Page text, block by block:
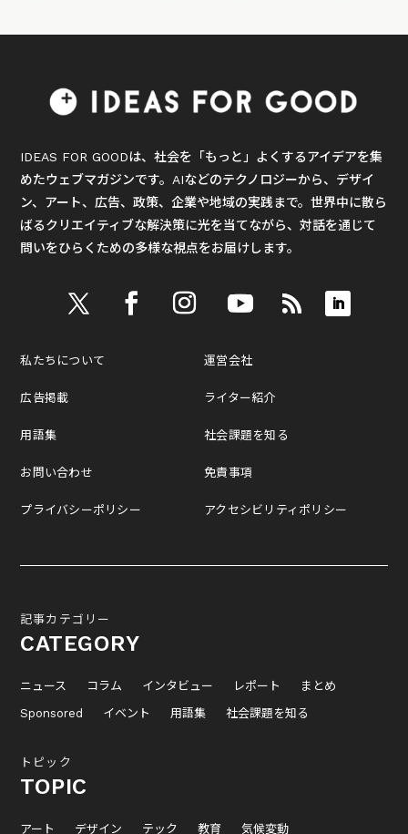
IDEAS FOR GOODは、社会を「もっと」よくするアイデアを集
めたウェブマガジンです。AIなどのテクノロジーから、デザイ
ン、アート、広告、政策、企業や地域の実践まで。世界中に散ら
ばるクリエイティブな解決策に光を当てながら、対話を通じて
問いをひらくための多様な視点をお届けします。
私たちについて
広告掲載
用語集
お問い合わせ
プライバシーポリシー
運営会社
ライター紹介
社会課題を知る
免責事項
アクセシビリティポリシー
記事カテゴリー
CATEGORY
ニュース コラム インタビュー レポート
まとめ
Sponsored
イベント 用語集 社会課題を知る
トピック
TOPIC
アート デザイン テック 教育 気候変動